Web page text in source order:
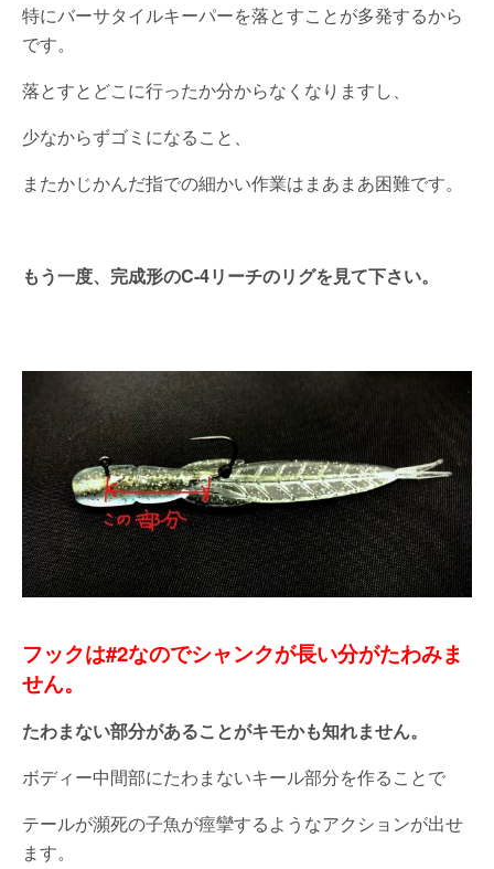
特にバーサタイルキーパーを落とすことが多発するから
です。
落とすとどこに行ったか分からなくなりますし、
少なからずゴミになること、
またかじかんだ指での細かい作業はまあまあ困難です。
もう一度、完成形のC-4リーチのリグを見て下さい。
フックは#2なのでシャンクが長い分がたわみま
せん。
たわまない部分があることがキモかも知れません。
ボディー中間部にたわまないキール部分を作ることで
テールが瀕死の子魚が痙攣するようなアクションが出せ
ます。